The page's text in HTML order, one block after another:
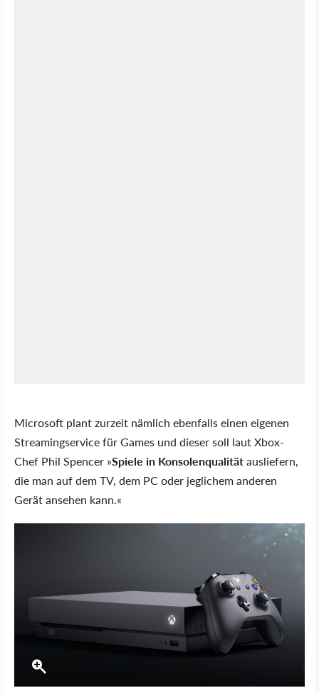
Microsoft plant zurzeit nämlich ebenfalls einen eigenen
Streamingservice für Games und dieser soll laut Xbox-
Chef Phil Spencer »Spiele in Konsolenqualitätausliefern,
die man auf dem TV, dem PC oder jeglichem anderen
Gerät ansehen kann.«